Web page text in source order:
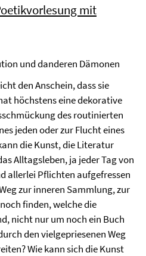
mit
und danderen Dämonen
den Anschein, dass sie
höchstens eine dekorative
des routinierten
jeden oder zur Flucht eines
die Kunst, die Literatur
Alltagsleben, ja jeder Tag von
allerlei Pflichten aufgefressen
zur inneren Sammlung, zur
finden, welche die
nicht nur um noch ein Buch
den vielgepriesenen Weg
Wie kann sich die Kunst